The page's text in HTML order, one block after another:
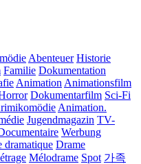
Abenteuer Historie
Familie Dokumentation
Animation Animationsfilm
Dokumentarfilm Sci-Fi
Animation.
Jugendmagazin TV-
Werbung
dramatique Drame
Mélodrame Spot 가족